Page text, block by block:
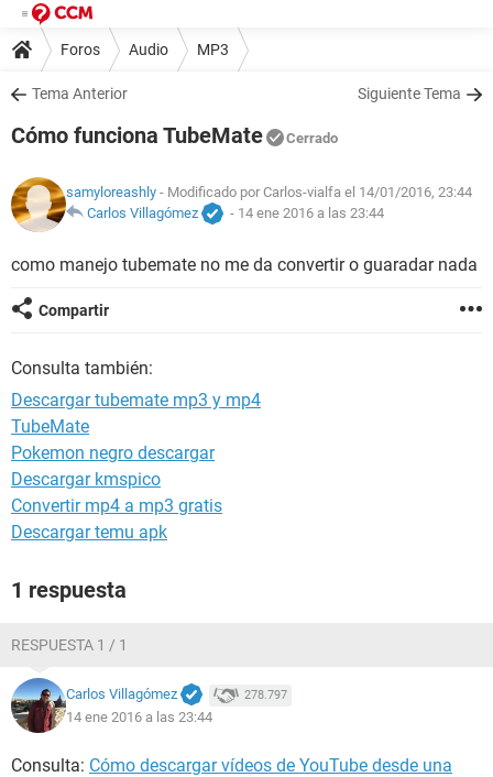
Foros Audio MP3
Tema Anterior Siguiente Tema
Cómo funciona TubeMate Cerrado
samyloreashly - Modificado por Carlos-vialfa el 14/01/2016, 23:44
Carlos Villagómez
- 14 ene 2016 a las 23:44
como manejo tubemate no me da convertir o guaradar nada
Compartir
Consulta también:
Descargar tubemate mp3 y mp4
TubeMate
Pokemon negro descargar
Descargar kmspico
Convertir mp4 a mp3 gratis
Descargar temu apk
1 respuesta
RESPUESTA 1 / 1
Carlos Villagómez 278.797
14 ene 2016 a las 23:44
Consulta: Cómo descargar vídeos de YouTube desde una